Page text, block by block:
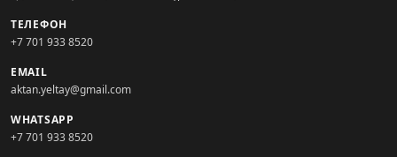
ТЕЛЕФОН
+7 701 933 8520
EMAIL
aktan.yeltay@gmail.com
WHATSAPP
+7 701 933 8520